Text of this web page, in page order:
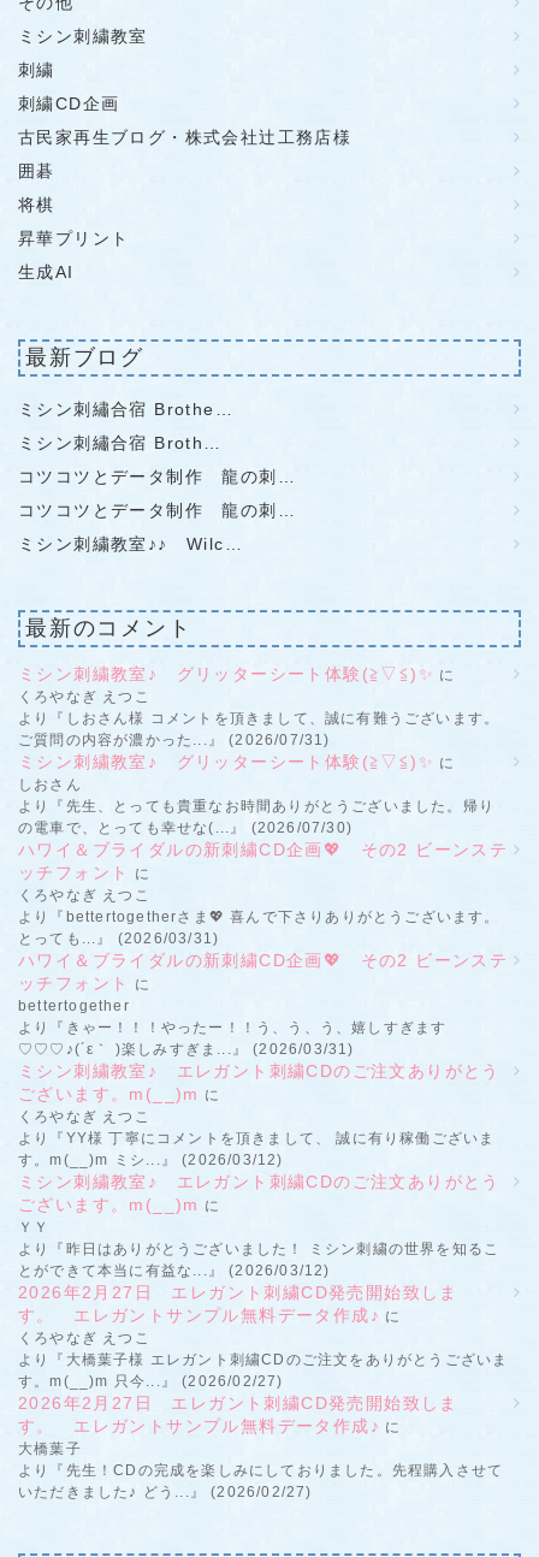
ミシン刺繍教室
刺繍
刺繍CD企画
古民家再生ブログ・株式会社辻工務店様
囲碁
将棋
昇華プリント
生成AI
最新ブログ
ミシン刺繡合宿 Brothe…
ミシン刺繡合宿 Broth…
コツコツとデータ制作 龍の刺…
コツコツとデータ制作 龍の刺…
ミシン刺繍教室♪♪ Wilc…
最新のコメント
ミシン刺繍教室♪ グリッターシート体験(≧▽≦)✨ に
くろやなぎ えつこ
より『しおさん様 コメントを頂きまして、誠に有難うございます。
ご質問の内容が濃かった...』 (2026/07/31)
ミシン刺繍教室♪ グリッターシート体験(≧▽≦)✨ に
しおさん
より『先生、とっても貴重なお時間ありがとうございました。帰り
の電車で、とっても幸せな(...』 (2026/07/30)
ハワイ＆ブライダルの新刺繍CD企画💖 その2 ビーンステ
ッチフォント
に
くろやなぎ えつこ
より『bettertogetherさま💖 喜んで下さりありがとうございます。
とっても...』 (2026/03/31)
ハワイ＆ブライダルの新刺繍CD企画💖 その2 ビーンステ
ッチフォント
に
bettertogether
より『きゃー！！！やったー！！う、う、う、嬉しすぎます
♡♡♡♪(´ε｀ )楽しみすぎま...』 (2026/03/31)
ミシン刺繍教室♪ エレガント刺繍CDのご注文ありがとう
ございます。m(__)m に
くろやなぎ えつこ
より『YY様 丁寧にコメントを頂きまして、 誠に有り稼働ございま
す。m(__)m ミシ...』 (2026/03/12)
ミシン刺繍教室♪ エレガント刺繍CDのご注文ありがとう
ございます。m(__)m に
ＹＹ
より『昨日はありがとうございました！ ミシン刺繍の世界を知るこ
とができて本当に有益な...』 (2026/03/12)
2026年2月27日 エレガント刺繍CD発売開始致しま
す。 エレガントサンプル無料データ作成♪ に
くろやなぎ えつこ
より『大橋葉子様 エレガント刺繍CDのご注文をありがとうございま
す。m(__)m 只今...』 (2026/02/27)
2026年2月27日 エレガント刺繍CD発売開始致しま
す。 エレガントサンプル無料データ作成♪ に
大橋葉子
より『先生！CDの完成を楽しみにしておりました。先程購入させて
いただきました♪ どう...』 (2026/02/27)